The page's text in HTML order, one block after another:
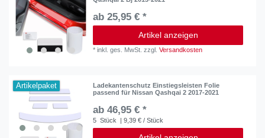
ab 25,95 € *
Artikel anzeigen
*inkl. ges. MwSt. zzgl.Versandkosten
Artikelpaket
Ladekantenschutz Einstiegsleisten Folie
passend für Nissan Qashqai 2 2017-2021
ab 46,95 € *
5 Stück | 9,39 € / Stück